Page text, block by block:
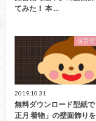
てみた！ 本 …
保育
2019.10.31
無料ダウンロード型紙で
正月 着物」の壁面飾り